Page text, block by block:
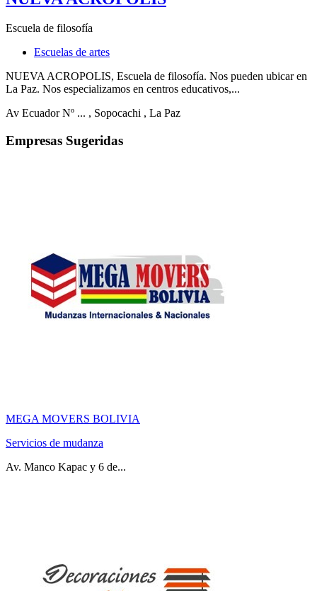
Escuela de filosofía
Escuelas de artes
NUEVA ACROPOLIS, Escuela de filosofía. Nos pueden ubicar en
La Paz. Nos especializamos en centros educativos,...
Av Ecuador Nº ... , Sopocachi , La Paz
Empresas Sugeridas
MEGA MOVERS BOLIVIA
Servicios de mudanza
Av. Manco Kapac y 6 de...